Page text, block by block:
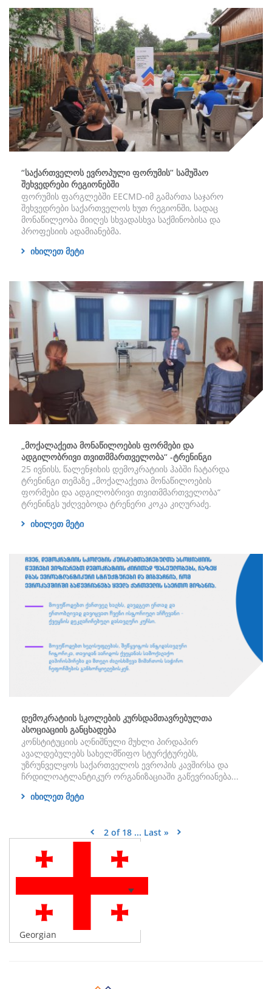
“საქართველოს ევროპული ფორუმის” სამუშაო
შეხვედრები რეგიონებში
ფორუმის ფარგლებში EECMD-იმ გამართა საჯარო
შეხვედრები საქართველოს ხუთ რეგიონში, სადაც
მონაწილეობა მიიღეს სხვადასხვა საქმინობისა და
პროფესიის ადამიანებმა.
იხილეთ მეტი
„მოქალაქეთა მონაწილოების ფორმები და
ადგილობრივი თვითმმართველობა“ -ტრენინგი
25 ივნისს, წალენჯიხის დემოკრატიის ჰაბში ჩატარდა
ტრენინგი თემაზე „მოქალაქეთა მონაწილოების
ფორმები და ადგილობრივი თვითმმართველობა“
ტრენინგს უძღვებოდა ტრენერი კოკა კიღურაძე.
იხილეთ მეტი
დემოკრატიის სკოლების კურსდამთავრებულთა
ასოციაციის განცხადება
კონსტიტუციის აღნიშნული მუხლი პირდაპირ
ავალდებულებს სახელმწიფო სტურქტურებს,
უზრუნველყოს საქართველოს ევროპის კავშირსა და
ჩრდილოატლანტიკურ ორგანიზაციაში გაწევრიანება...
იხილეთ მეტი
2 of 18 ... Last »
Georgian